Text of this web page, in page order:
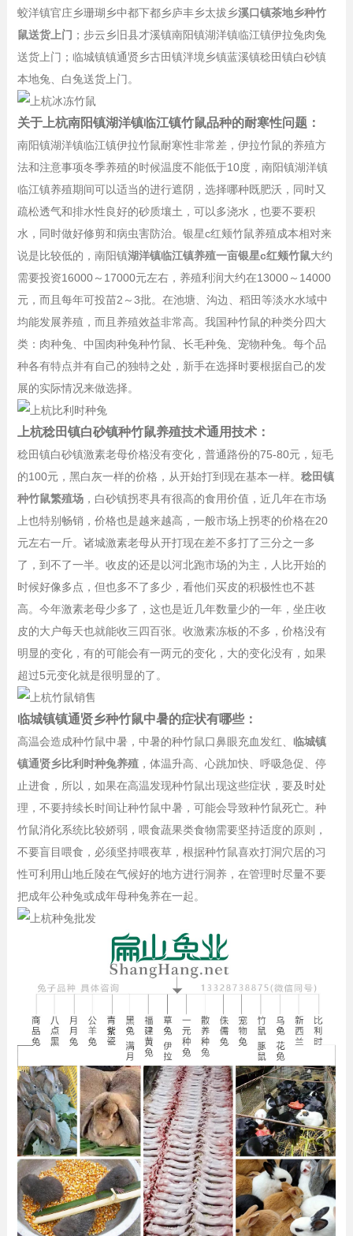
蛟洋镇官庄乡珊瑚乡中都下都乡庐丰乡太拔乡溪口镇茶地乡种竹
鼠送货上门 ；步云乡旧县才溪镇南阳镇湖洋镇临江镇伊拉兔肉兔
送货上门；临城镇镇通贤乡古田镇泮境乡镇蓝溪镇稔田镇白砂镇
本地兔、白兔送货上门。
关于上杭南阳镇湖洋镇临江镇竹鼠品种的耐寒性问题：
南阳镇湖洋镇临江镇伊拉竹鼠耐寒性非常差，伊拉竹鼠的养殖方
法和注意事项冬季养殖的时候温度不能低于10度，南阳镇湖洋镇
临江镇养殖期间可以适当的进行遮阴，选择哪种既肥沃，同时又
疏松透气和排水性良好的砂质壤土，可以多浇水，也要不要积
水，同时做好修剪和病虫害防治。银星c红颊竹鼠养殖成本相对来
说是比较低的，南阳镇湖洋镇临江镇养殖一亩银星c红颊竹鼠大约
需要投资16000～17000元左右，养殖利润大约在13000～14000
元，而且每年可投苗2～3批。在池塘、沟边、稻田等淡水水域中
均能发展养殖，而且养殖效益非常高。我国种竹鼠的种类分四大
类：肉种兔、中国肉种兔种竹鼠、长毛种兔、宠物种兔。每个品
种各有特点并有自己的独特之处，新手在选择时要根据自己的发
展的实际情况来做选择。
上杭稔田镇白砂镇种竹鼠养殖技术通用技术：
稔田镇白砂镇激素老母价格没有变化，普通路份的75-80元，短毛
的100元，黑白灰一样的价格，从开始打到现在基本一样。 稔田镇
种竹鼠繁殖场，白砂镇拐枣具有很高的食用价值，近几年在市场
上也特别畅销，价格也是越来越高，一般市场上拐枣的价格在20
元左右一斤。诸城激素老母从开打现在差不多打了三分之一多
了，到不了一半。收皮的还是以河北跑市场的为主，人比开始的
时候好像多点，但也多不了多少，看他们买皮的积极性也不甚
高。今年激素老母少多了，这也是近几年数量少的一年，坐庄收
皮的大户每天也就能收三四百张。收激素冻板的不多，价格没有
明显的变化，有的可能会有一两元的变化，大的变化没有，如果
超过5元变化就是很明显的了。
临城镇镇通贤乡种竹鼠中暑的症状有哪些：
高温会造成种竹鼠中暑，中暑的种竹鼠口鼻眼充血发红、 临城镇
镇通贤乡比利时种兔养殖，体温升高、心跳加快、呼吸急促、停
止进食，所以，如果在高温发现种竹鼠出现这些症状，要及时处
理，不要持续长时间让种竹鼠中暑，可能会导致种竹鼠死亡。种
竹鼠消化系统比较娇弱，喂食蔬果类食物需要坚持适度的原则，
不要盲目喂食，必须坚持喂夜草，根据种竹鼠喜欢打洞穴居的习
性可利用山地丘陵在气候好的地方进行洞养，在管理时尽量不要
把成年公种兔或成年母种兔养在一起。